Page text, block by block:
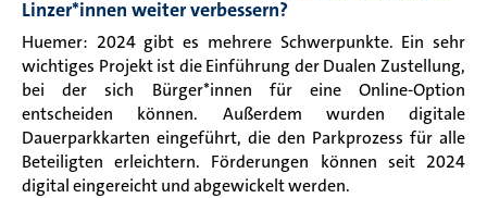
Linzer*innen weiter verbessern?
Huemer: 2024 gibt es mehrere Schwerpunkte. Ein sehr
wichtiges Projekt ist die Einführung der Dualen Zustellung,
bei der sich Bürger*innen für eine Online-Option
entscheiden können. Außerdem wurden digitale
Dauerparkkarten eingeführt, die den Parkprozess für alle
Beteiligten erleichtern. Förderungen können seit 2024
digital eingereicht und abgewickelt werden.